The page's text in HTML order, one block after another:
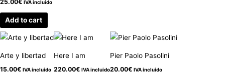
25.00€ IVA incluido
Add to cart
Arte y libertad
15.00€ IVA incluido
Here I am
220.00€ IVA incluido
Pier Paolo Pasolini
20.00€ IVA incluido